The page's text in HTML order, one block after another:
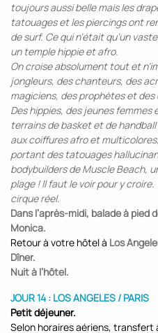
toujours aussi belle mais les
tatouages et les piercings ont
de surf. Ce qui n’était qu’un
un temple hippie et afro.
On croise absolument tout et
jongleurs, des chanteurs, des
magiciens, des prophètes et
Des hippies, des jeunes femmes
terrains de basket et de
aux coiffures afro et
portant des tatouages
bodybuilders de Muscle Beach,
plage ! Il faut le voir pour y
cirque réel.
Dans l’après-midi, balade à pied
Monica.
Retour à votre hôtel à Los
Dîner.
Nuit à l’hôtel.
JOUR 14 : LOS ANGELES / PARIS
Petit déjeuner.
Selon horaires aériens, transfert